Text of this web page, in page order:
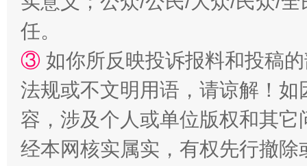
任。
③ 如你所反映投诉报料和投稿
法规或不文明用语，请谅解！
容，涉及个人或单位版权和其它
经本网核实属实，有权先行撤